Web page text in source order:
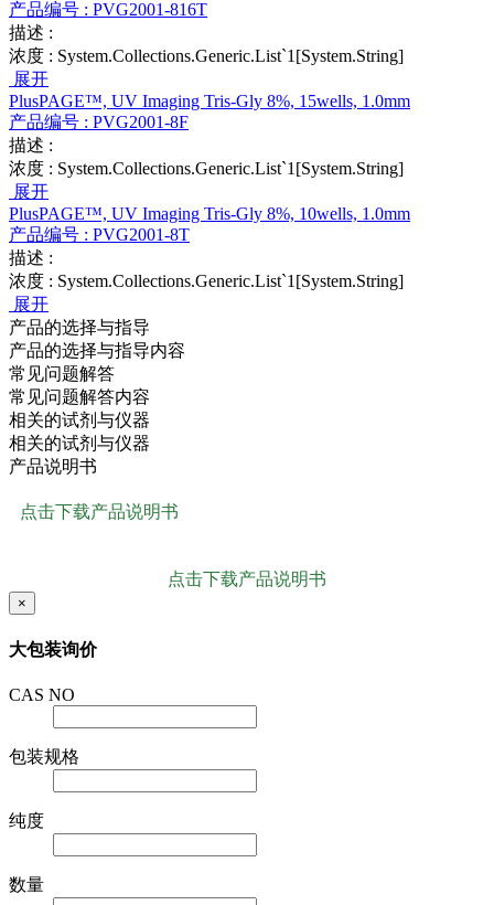
产品编号 : PVG2001-816T
描述 :
浓度 : System.Collections.Generic.List`1[System.String]
展开
PlusPAGE™, UV Imaging Tris-Gly 8%, 15wells, 1.0mm
产品编号 : PVG2001-8F
描述 :
浓度 : System.Collections.Generic.List`1[System.String]
展开
PlusPAGE™, UV Imaging Tris-Gly 8%, 10wells, 1.0mm
产品编号 : PVG2001-8T
描述 :
浓度 : System.Collections.Generic.List`1[System.String]
展开
产品的选择与指导
产品的选择与指导内容
常见问题解答
常见问题解答内容
相关的试剂与仪器
相关的试剂与仪器
产品说明书
点击下载产品说明书
点击下载产品说明书
×
大包装询价
CAS NO
包装规格
纯度
数量